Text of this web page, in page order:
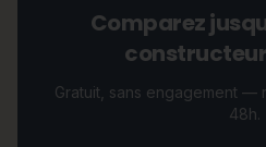
Comparez
Gratuit, sans engagement —
48h.